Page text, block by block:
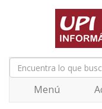
Menú